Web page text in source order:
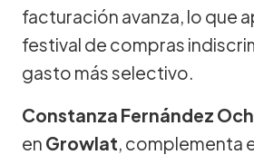
facturación avanza, lo que
festival de compras
gasto más selectivo.
Constanza Fernández
en Growlat, complementa